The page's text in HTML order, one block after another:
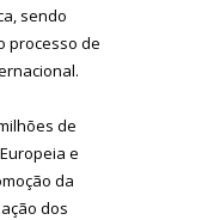
sendo
processo de
de
e
da
dos